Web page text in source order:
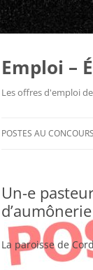
Aller
Emploi –
Les offres d'emploi
POSTES AU CONCOURS
Un-e
La paroisse de